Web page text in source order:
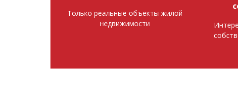
Только реальные объекты жилой
недвижимости